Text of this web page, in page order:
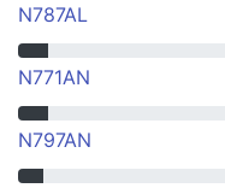
N787AL
N771AN
N797AN